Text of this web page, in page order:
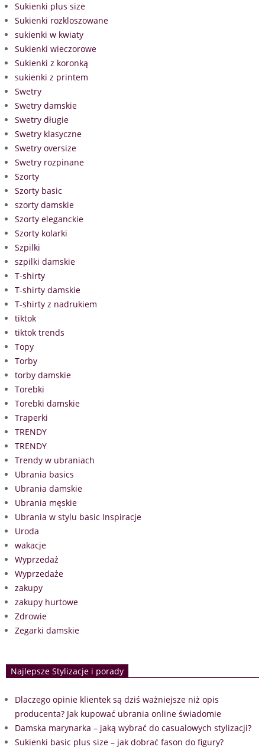
Sukienki plus size
Sukienki rozkloszowane
sukienki w kwiaty
Sukienki wieczorowe
Sukienki z koronką
sukienki z printem
Swetry
Swetry damskie
Swetry długie
Swetry klasyczne
Swetry oversize
Swetry rozpinane
Szorty
Szorty basic
szorty damskie
Szorty eleganckie
Szorty kolarki
Szpilki
szpilki damskie
T-shirty
T-shirty damskie
T-shirty z nadrukiem
tiktok
tiktok trends
Topy
Torby
torby damskie
Torebki
Torebki damskie
Traperki
TRENDY
TRENDY
Trendy w ubraniach
Ubrania basics
Ubrania damskie
Ubrania męskie
Ubrania w stylu basic Inspiracje
Uroda
wakacje
Wyprzedaż
Wyprzedaże
zakupy
zakupy hurtowe
Zdrowie
Zegarki damskie
Najlepsze Stylizacje i porady
Dlaczego opinie klientek są dziś ważniejsze niż opis
producenta? Jak kupować ubrania online świadomie
Damska marynarka – jaką wybrać do casualowych stylizacji?
Sukienki basic plus size – jak dobrać fason do figury?